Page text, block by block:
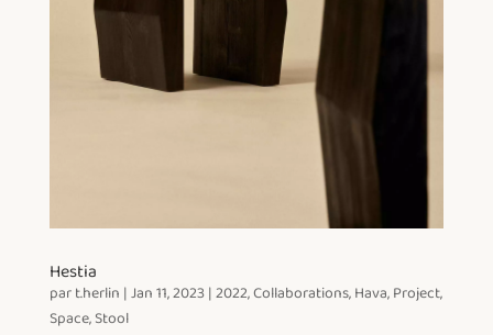
Hestia
part.herlin |Jan 11, 2023|2022,Collaborations,Hava,Project,
Space,Stool